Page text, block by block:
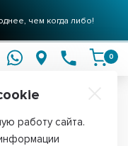
чем когда либо!
0
Электромагнитные
работу сайта.